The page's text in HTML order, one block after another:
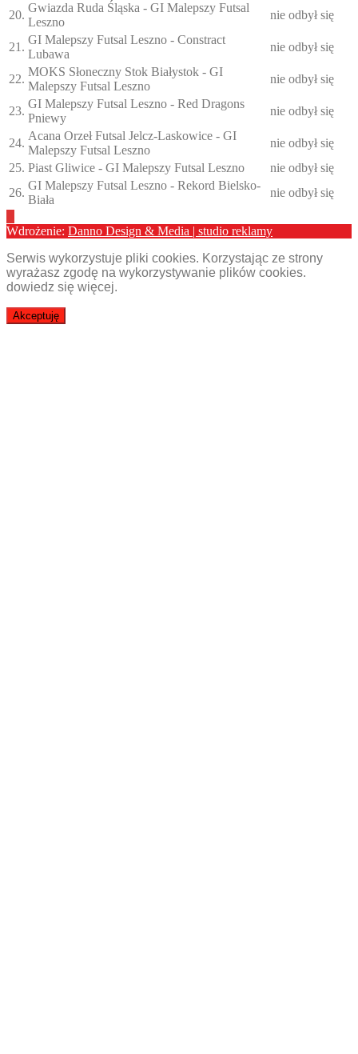
20.
Gwiazda Ruda Śląska - GI Malepszy Futsal
Leszno
nie odbył się
21.
GI Malepszy Futsal Leszno - Constract
Lubawa
nie odbył się
22.
MOKS Słoneczny Stok Białystok - GI
Malepszy Futsal Leszno
nie odbył się
23.
GI Malepszy Futsal Leszno - Red Dragons
Pniewy
nie odbył się
24.
Acana Orzeł Futsal Jelcz-Laskowice - GI
Malepszy Futsal Leszno
nie odbył się
25. Piast Gliwice - GI Malepszy Futsal Leszno
nie odbył się
26.
GI Malepszy Futsal Leszno - Rekord Bielsko-
Biała
nie odbył się
Wdrożenie: Danno Design & Media | studio reklamy
Serwis wykorzystuje pliki cookies. Korzystając ze strony
wyrażasz zgodę na wykorzystywanie plików cookies.
dowiedz się więcej.
Akceptuję